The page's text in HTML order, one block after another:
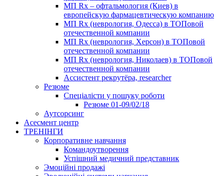
МП Rx – офтальмология (Киев) в
европейскую фармацевтическую компанию
МП Rx (неврология, Одесса) в ТОПовой
отечественной компании
МП Rx (неврология, Херсон) в ТОПовой
отечественной компании
МП Rx (неврология, Николаев) в ТОПовой
отечественной компании
Ассистент рекрутёра, researcher
Резюме
Cпеціалісти у пошуку роботи
Резюме 01-09/02/18
Аутсорсинг
Асесмент центр
ТРЕНІНГИ
Корпоративне навчання
Командоутворення
Успішний медичний представник
Эмоційні продажі